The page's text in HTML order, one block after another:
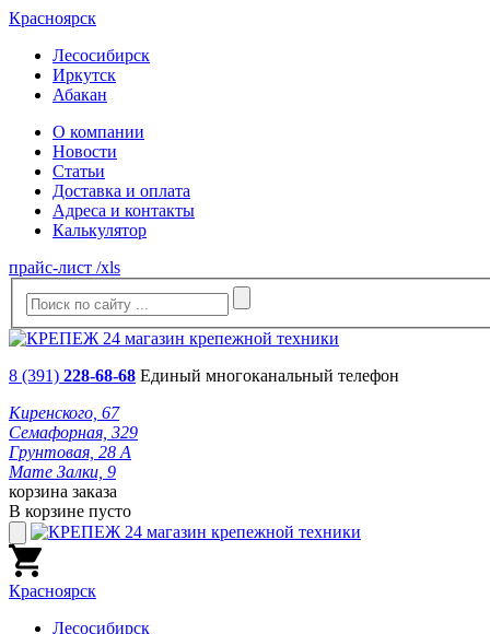
Красноярск
Лесосибирск
Иркутск
Абакан
О компании
Новости
Статьи
Доставка и оплата
Адреса и контакты
Калькулятор
прайс-лист /xls
8 (391) 228-68-68 Единый многоканальный телефон
Киренского, 67
Семафорная, 329
Грунтовая, 28 А
Мате Залки, 9
корзина заказа
В корзине пусто
Красноярск
Лесосибирск